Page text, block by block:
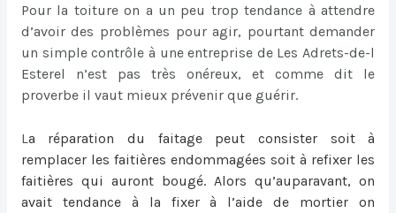
Pour la toiture on a un peu trop tendance à attendre
d’avoir des problèmes pour agir, pourtant demander
un simple contrôle à une entreprise de Les Adrets-de-l
Esterel n’est pas très onéreux, et comme dit le
proverbe il vaut mieux prévenir que guérir.
L a réparation du faitage peut consister soit à
remplacer les faitières endommagées soit à refixer les
faitières qui auront bougé. Alors qu’auparavant, on
avait tendance à la fixer à l’aide de mortier on